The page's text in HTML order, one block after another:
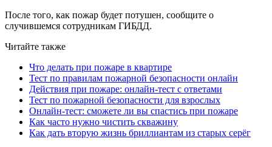
После того, как пожар будет потушен, сообщите о
случившемся сотрудникам ГИБДД.
Читайте также
Что делать при пожаре в квартире
Тест по правилам пожарной безопасности онлайн
Действия при пожаре: онлайн-тест с ответами
Тест по пожарной безопасности для взрослых
Онлайн-тест: сможете ли вы спастись при пожаре
Как часто нужно чистить скважину
Как дать вторую жизнь бриллиантам из старых серёг